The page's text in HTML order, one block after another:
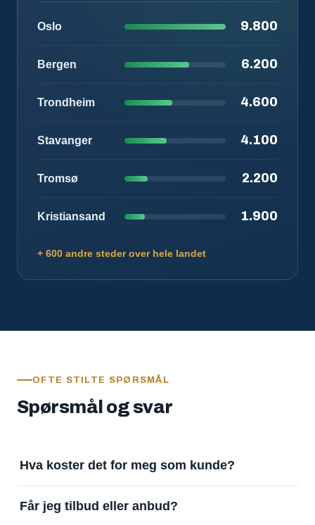
Oslo 9.800
Bergen 6.200
Trondheim 4.600
Stavanger 4.100
Tromsø 2.200
Kristiansand 1.900
+ 600 andre steder over hele landet
OFTE STILTE SPØRSMÅL
Spørsmål og svar
Hva koster det for meg som kunde?
å motta svar. Tjenesten finansieres av
Får jeg tilbud eller anbud?